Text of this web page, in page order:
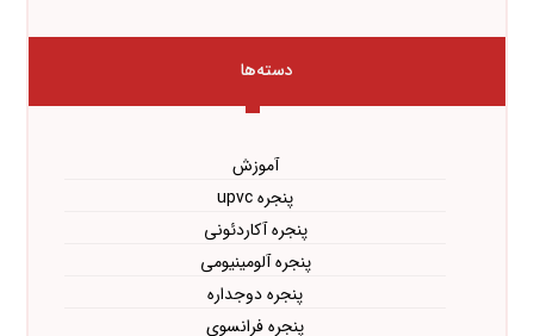
دسته‌ها
آموزش
پنجره upvc
پنجره آکاردئونی
پنجره آلومینیومی
پنجره دوجداره
پنجره فرانسوی